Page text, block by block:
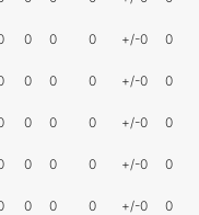
0 0 0 +/-0 0
0 0 0 +/-0 0
0 0 0 +/-0 0
0 0 0 +/-0 0
0 0 0 +/-0 0